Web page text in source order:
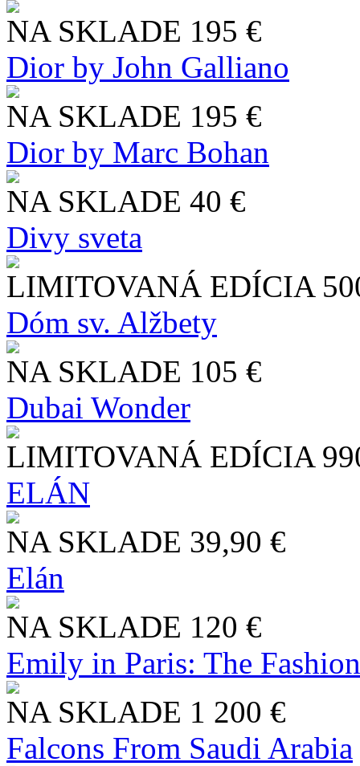
NA SKLADE 195 €
Dior by John Galliano
NA SKLADE 195 €
Dior by Marc Bohan
NA SKLADE 40 €
Divy sveta
LIMITOVANÁ EDÍCIA
Dóm sv. Alžbety
NA SKLADE 105 €
Dubai Wonder
LIMITOVANÁ EDÍCIA
ELÁN
NA SKLADE 39,90 €
Elán
NA SKLADE 120 €
Emily in Paris: The
NA SKLADE 1 200 €
Falcons From Saudi Arabia